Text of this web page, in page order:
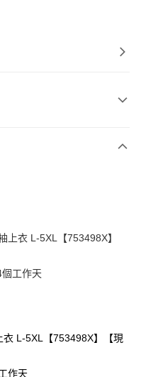
上衣 L-5XL【753498X】
工作天
L-5XL【753498X】【現
作天